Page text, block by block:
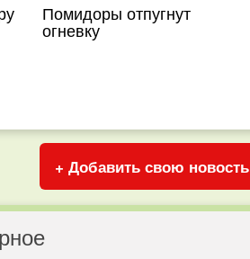
Помидоры отпугнут
огневку
+ Добавить свою новость